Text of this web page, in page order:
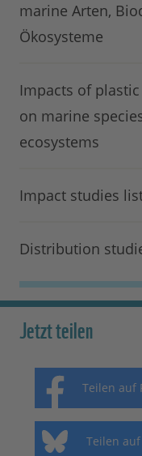
marine Arten,
Ökosysteme
Impacts of
on marine
ecosystems
Impact studies
Distribution
Jetzt teilen
Teilen auf
Teilen